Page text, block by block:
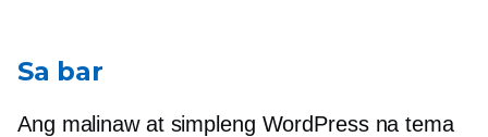
Sa bar
Ang malinaw at simpleng WordPress na tema